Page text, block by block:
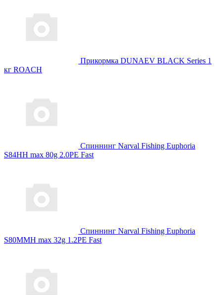
Прикормка DUNAEV BLACK Series 1
кг ROАCH
Спиннинг Narval Fishing Euphoria
S84HH max 80g 2.0PE Fast
Спиннинг Narval Fishing Euphoria
S80MMH max 32g 1.2PE Fast